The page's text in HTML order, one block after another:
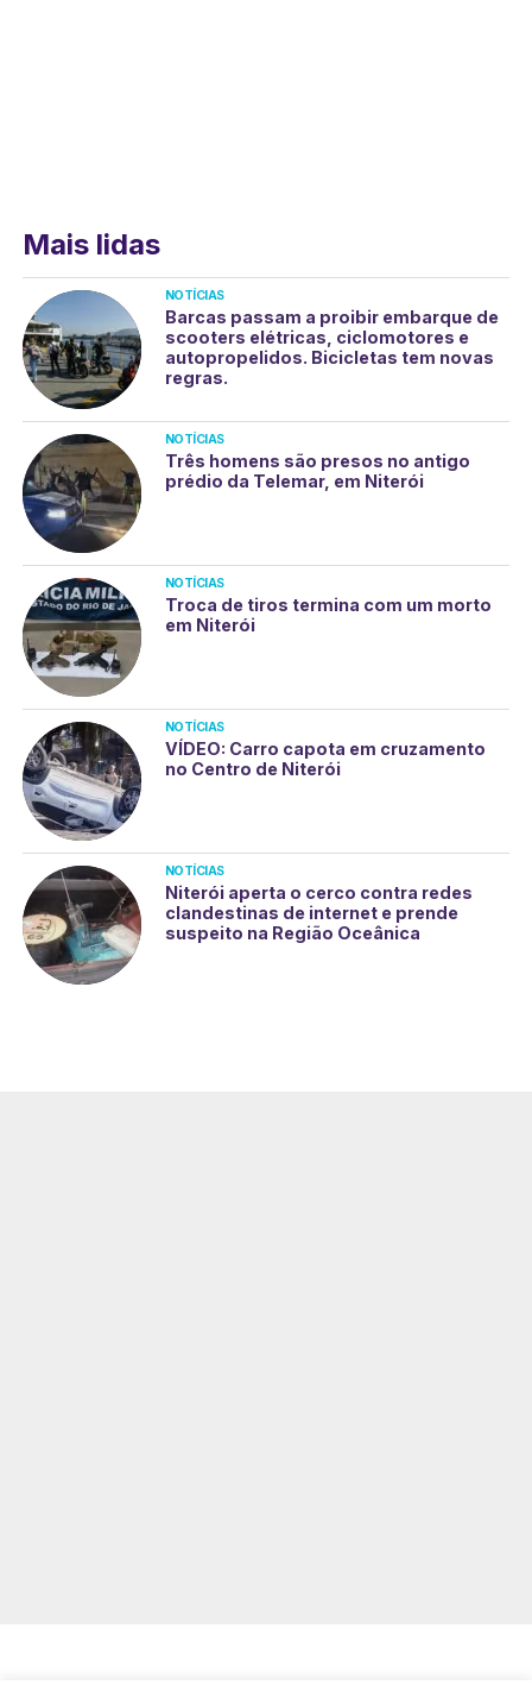
Mais lidas
NOTÍCIAS
Barcas passam a proibir embarque de
scooters elétricas, ciclomotores e
autopropelidos. Bicicletas tem novas
regras.
NOTÍCIAS
Três homens são presos no antigo
prédio da Telemar, em Niterói
NOTÍCIAS
Troca de tiros termina com um morto
em Niterói
NOTÍCIAS
VÍDEO: Carro capota em cruzamento
no Centro de Niterói
NOTÍCIAS
Niterói aperta o cerco contra redes
clandestinas de internet e prende
suspeito na Região Oceânica